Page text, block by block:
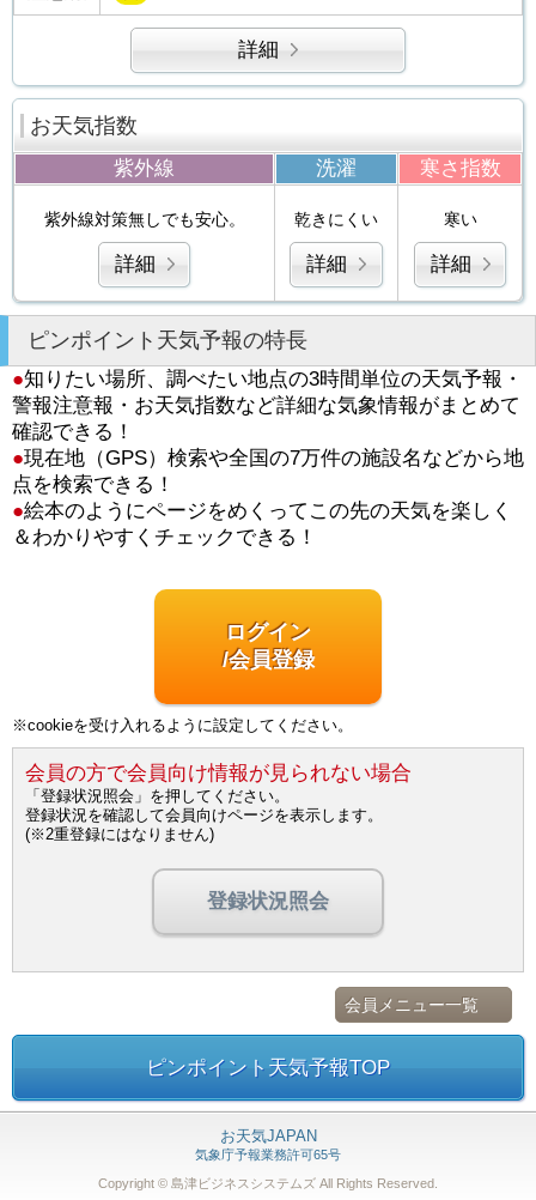
詳細
お天気指数
紫外線 洗濯 寒さ指数
紫外線対策無しでも安心。
詳細
乾きにくい
詳細
寒い
詳細
ピンポイント天気予報の特長
●知りたい場所、調べたい地点の3時間単位の天気予報・
警報注意報・お天気指数など詳細な気象情報がまとめて
確認できる！
●現在地（GPS）検索や全国の7万件の施設名などから地
点を検索できる！
●絵本のようにページをめくってこの先の天気を楽しく
＆わかりやすくチェックできる！
ログイン
/会員登録
※cookieを受け入れるように設定してください。
会員の方で会員向け情報が見られない場合
「登録状況照会」を押してください。
登録状況を確認して会員向けページを表示します。
(※2重登録にはなりません)
登録状況照会
会員メニュー一覧
ピンポイント天気予報TOP
お天気JAPAN
気象庁予報業務許可65号
Copyright © 島津ビジネスシステムズ All Rights Reserved.